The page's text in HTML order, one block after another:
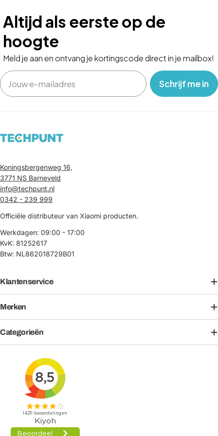
Altijd als eerste op de
hoogte
Meld je aan en ontvang je kortingscode direct in je mailbox!
Email
‎ ‎ ‎ Schrijf me in‎ ‎ ‎ ‎
Koningsbergenweg 16,
3771 NS Barneveld
info@techpunt.nl
0342 - 239 999
Officiële distributeur van Xiaomi producten.
Werkdagen: 09:00 - 17:00
KvK: 81252617
Btw: NL862018729B01
Klantenservice
Merken
Categorieën